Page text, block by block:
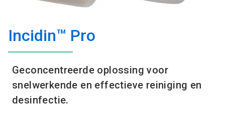
Incidin™ Pro
Geconcentreerde oplossing voor
snelwerkende en effectieve reiniging en
desinfectie.